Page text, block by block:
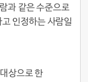
과 같은 수준으로
인정하는 사람일
상으로 한